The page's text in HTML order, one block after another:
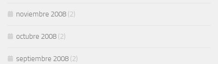
noviembre 2008 (2)
octubre 2008 (2)
septiembre 2008 (2)